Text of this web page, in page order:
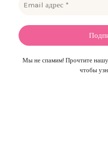
Мы не спамим! Прочтите нашу
чтобы